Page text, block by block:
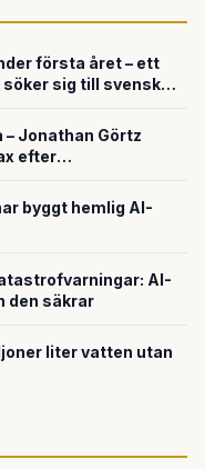
första året – ett
sig till svensk
Jonathan Görtz
efter
byggt hemlig AI-
AI-
den säkrar
liter vatten utan